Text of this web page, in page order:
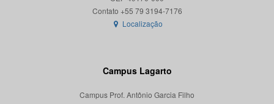
Localização
Campus Lagarto
Campus Prof. Antônio Garcia Filho